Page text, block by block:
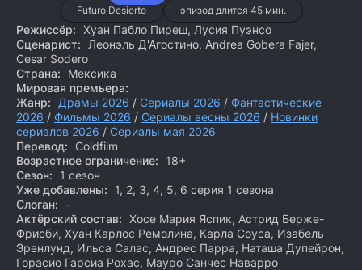
Futuro Desierto эпизод длится 45 мин.
Режиссёр: Хуан Пабло Пиреш, Лусия Пуэнсо
Сценарист:
Леонэль Д'Агостино, Andrea Gobera Fajer,
Cesar Sodero
Страна:
Мексика
Мировая премьера:
Жанр:
Драмы 2026 / Сериалы 2026 / Фантастические
2026 / Фильмы 2026 / Сериалы весны 2026 / Новинки
сериалов 2026 / Сериалы мая 2026
Перевод:
Coldfilm
Возрастное ограничение:
18+
Сезон:
1 сезон
Уже добавлены:
1, 2, 3, 4, 5, 6 серия 1 сезона
Слоган:
-
Актёрский состав: Хосе Мария Яспик, Астрид Берже-
Фрисби, Хуан Карлос Ремолина, Карла Соуса, Изабель
Эренлунд, Ильса Салас, Андрес Парра, Наташа Дупейрон,
Горасио Гарсиа Рохас, Мауро Санчес Наварро